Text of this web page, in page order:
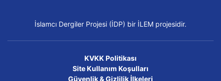
İslamcı Dergiler Projesi (İDP) bir İLEM projesidir.
KVKK Politikası
Site Kullanım Koşulları
Güvenlik & Gizlilik İlkeleri